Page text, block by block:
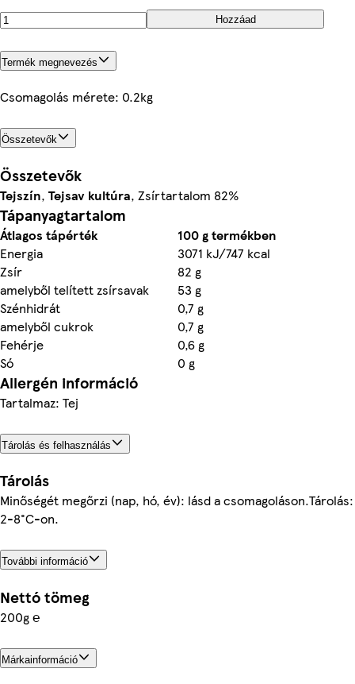
Hozzáad
Termék megnevezés
Csomagolás mérete: 0.2kg
Összetevők
Összetevők
Tejszín, Tejsav kultúra, Zsírtartalom 82%
Tápanyagtartalom
Átlagos tápérték
100 g termékben
Energia
3071 kJ/747 kcal
Zsír
82 g
amelyből telített zsírsavak
53 g
Szénhidrát
0,7 g
amelyből cukrok
0,7 g
Fehérje
0,6 g
Só
0 g
Allergén információ
Tartalmaz: Tej
Tárolás és felhasználás
Tárolás
Minőségét megőrzi (nap, hó, év): lásd a csomagoláson.Tárolás:
2-8°C-on.
További információ
Nettó tömeg
200g ℮
Márkainformáció